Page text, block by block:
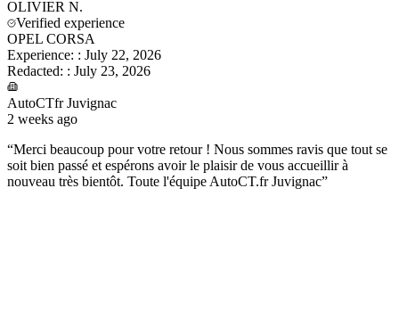
OLIVIER N.
Verified experience
OPEL CORSA
Experience: : July 22, 2026
Redacted: : July 23, 2026
AutoCTfr Juvignac
2 weeks ago
“Merci beaucoup pour votre retour ! Nous sommes ravis que tout se
soit bien passé et espérons avoir le plaisir de vous accueillir à
nouveau très bientôt. Toute l'équipe AutoCT.fr Juvignac”